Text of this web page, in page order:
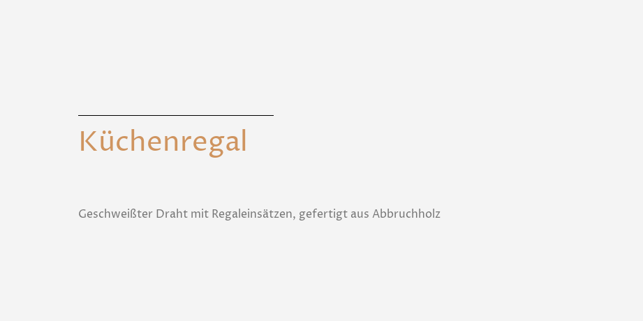
Küchenregal
Geschweißter Draht mit Regaleinsätzen, gefertigt aus Abbruchholz